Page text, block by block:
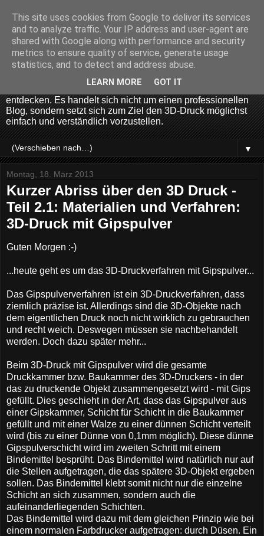
voxelwerk
voxelwerk ist ein Blog über 3D-Druck. Er informiert über die
neuste 3D-Technologie, neue 3D-Drucker, 3D Rapid
Prototyping, 3D Druck Geschichte, 3D... ...und richtet sich an
entdecken. Es handelt sich nicht um einen professionellen
Blog, sondern setzt sich zum Ziel den 3D-Druck möglichst
einfach und verständlich vorzustellen.
▼
Montag, 18. März 2013
Kurzer Abriss über den 3D Druck -
Teil 2.1: Materialien und Verfahren:
3D-Druck mit Gipspulver
Guten Morgen :-)
...heute geht es um das 3D-Druckverfahren mit Gipspulver...
Das Gipspulververfahren ist ein 3D-Druckverfahren, dass
ziemlich präzise ist. Allerdings sind die 3D-Objekte nach
dem eigentlichen Druck noch nicht wirklich zu gebrauchen
und recht weich. Deswegen müssen sie nachbehandelt
werden. Doch dazu später mehr...
Beim 3D-Druck mit Gipspulver wird die gesamte
Druckkammer bzw. Baukammer des 3D-Druckers - in der
das zu druckende Objekt zusammengesetzt wird - mit Gips
gefüllt. Dies geschieht in der Art, dass das Gipspulver aus
einer Gipskammer, Schicht für Schicht in die Baukammer
gefüllt und mit einer Walze zu einer dünnen Schicht verteilt
wird (bis zu einer Dünne von 0,1mm möglich). Diese dünne
Gipspulverschicht wird im zweiten Schritt mit einem
Bindemittel besprüht. Das Bindemittel wird natürlich nur auf
die Stellen aufgetragen, die das spätere 3D-Objekt ergeben
sollen. Das Bindemittel klebt somit nicht nur die einzelne
Schicht an sich zusammen, sondern auch die
aufeinanderliegenden Schichten.
Das Bindemittel wird dazu mit dem gleichen Prinzip wie bei
einem normalen Farbdrucker aufgetragen: durch Düsen. Ein
This site uses cookies from Google to deliver its services
and to analyze traffic. Your IP address and user-agent are
shared with Google along with performance and security
metrics to ensure quality of service, generate usage
statistics, and to detect and address abuse.
LEARN MORE GOT IT